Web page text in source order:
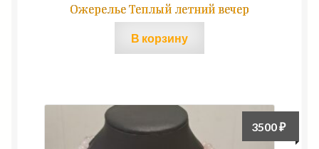
Ожерелье Теплый летний вечер
В корзину
3500₽